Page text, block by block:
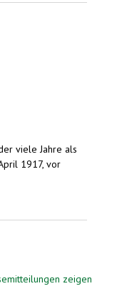
viele Jahre als
1917, vor
zeigen